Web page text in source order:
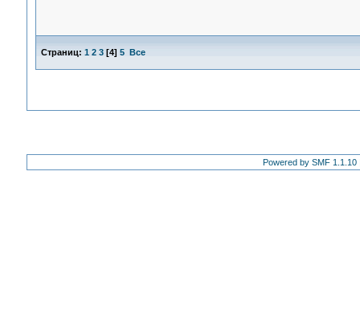
Страниц: 1 2 3[4] 5 Все
Powered by SMF 1.1.10